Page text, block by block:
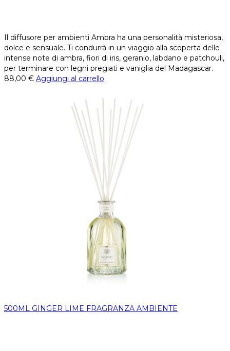
Il diffusore per ambienti Ambra ha una personalità misteriosa,
dolce e sensuale. Ti condurrà in un viaggio alla scoperta delle
intense note di ambra, fiori di iris, geranio, labdano e patchouli,
per terminare con legni pregiati e vaniglia del Madagascar.
88,00 € Aggiungi al carrello
500ML GINGER LIME FRAGRANZA AMBIENTE